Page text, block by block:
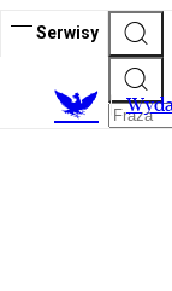
Serwisy